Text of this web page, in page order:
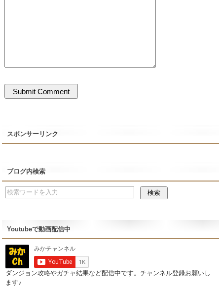
スポンサーリンク
ブログ内検索
Youtubeで動画配信中
ダンジョン攻略やガチャ結果など配信中です。チャンネル登録お願いし
ます♪